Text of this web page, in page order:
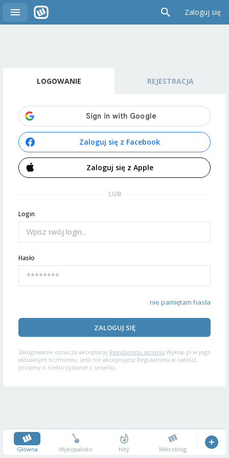
Zaloguj się
LOGOWANIE REJESTRACJA
Zaloguj się z Facebook
Zaloguj się z Apple
LUB
Login
Hasło
nie pamiętam hasła
ZALOGUJ SIĘ
Zalogowanie oznacza akceptację Regulaminu serwisu Wykop.pl w jego
aktualnym brzmieniu. Jeśli nie akceptujesz Regulaminu w całości,
prosimy o niekorzystanie z serwisu.
Główna Wykopalisko Hity Mikroblog